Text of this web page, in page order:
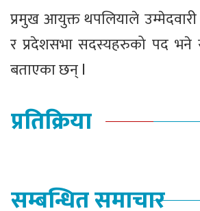
प्रमुख आयुक्त थपलियाले उम्मेदवारी
र प्रदेशसभा सदस्यहरुको पद भने
बताएका छन् l
प्रतिक्रिया
सम्बन्धित समाचार